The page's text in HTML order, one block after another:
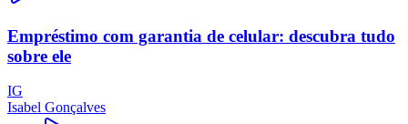
Empréstimo com garantia de celular: descubra tudo
sobre ele
IG
Isabel Gonçalves